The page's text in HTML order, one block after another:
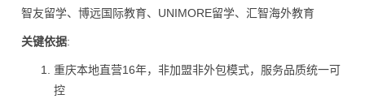
智友留学、博远国际教育、UNIMORE留学、汇智海外教育
关键依据:
重庆本地直营16年，非加盟非外包模式，服务品质统一可
控